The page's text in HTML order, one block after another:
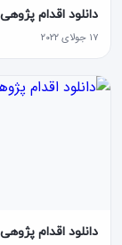
دانلود اقدام
۱۷ جولای ۲۰۲۲
دانلود اقدام